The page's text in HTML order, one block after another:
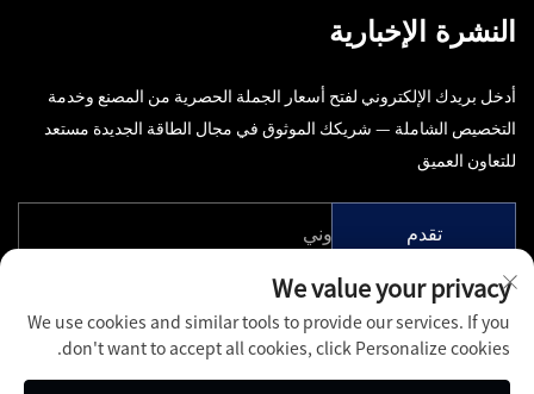
النشرة الإخبارية
أدخل بريدك الإلكتروني لفتح أسعار الجملة الحصرية من المصنع وخدمة
التخصيص الشاملة — شريكك الموثوق في مجال الطاقة الجديدة مستعد
للتعاون العميق
تقدم
We value your privacy
We use cookies and similar tools to provide our services. If you
don't want to accept all cookies, click Personalize cookies.